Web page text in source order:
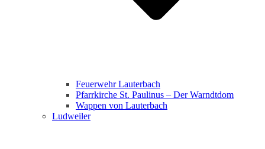
Feuerwehr Lauterbach
Pfarrkirche St. Paulinus – Der Warndtdom
Wappen von Lauterbach
Ludweiler